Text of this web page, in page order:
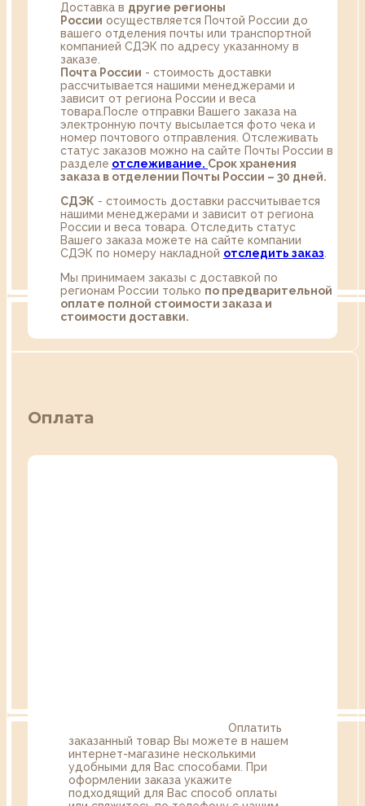
Доставка в другие регионы
России осуществляется Почтой России до
вашего отделения почты или транспортной
компанией СДЭК по адресу указанному в
заказе.
Почта России - стоимость доставки
рассчитывается нашими менеджерами и
зависит от региона России и веса
товара.После отправки Вашего заказа на
электронную почту высылается фото чека и
номер почтового отправления. Отслеживать
статус заказов можно на сайте Почты России в
разделе oтслеживание. Срок хранения
заказа в отделении Почты России – 30 дней.
СДЭК - стоимость доставки рассчитывается
нашими менеджерами и зависит от региона
России и веса товара. Отследить статус
Вашего заказа можете на сайте компании
СДЭК по номеру накладной отследить заказ
Мы принимаем заказы с доставкой по
регионам России только по предварительной
оплате полной стоимости заказа и
стоимости доставки.
Оплата
Оплатить
заказанный товар Вы можете в нашем
интернет-магазине несколькими
удобными для Вас способами. При
оформлении заказа укажите
подходящий для Вас способ оплаты